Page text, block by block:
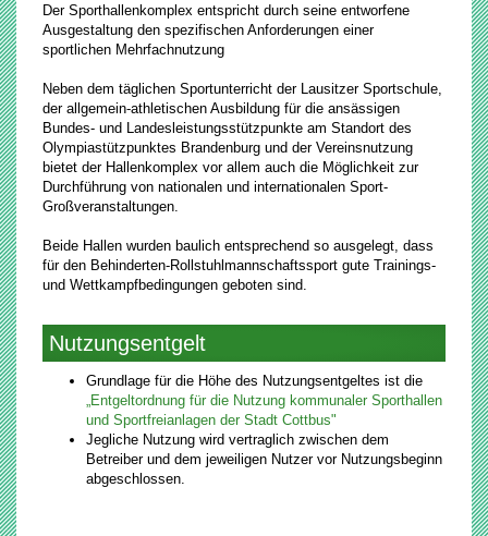
Der Sporthallenkomplex entspricht durch seine entworfene
Ausgestaltung den spezifischen Anforderungen einer
sportlichen Mehrfachnutzung
Neben dem täglichen Sportunterricht der Lausitzer Sportschule,
der allgemein-athletischen Ausbildung für die ansässigen
Bundes- und Landesleistungsstützpunkte am Standort des
Olympiastützpunktes Brandenburg und der Vereinsnutzung
bietet der Hallenkomplex vor allem auch die Möglichkeit zur
Durchführung von nationalen und internationalen Sport-
Großveranstaltungen.
Beide Hallen wurden baulich entsprechend so ausgelegt, dass
für den Behinderten-Rollstuhlmannschaftssport gute Trainings-
und Wettkampfbedingungen geboten sind.
Nutzungsentgelt
Grundlage für die Höhe des Nutzungsentgeltes ist die
„Entgeltordnung für die Nutzung kommunaler Sporthallen
und Sportfreianlagen der Stadt Cottbus"
Jegliche Nutzung wird vertraglich zwischen dem
Betreiber und dem jeweiligen Nutzer vor Nutzungsbeginn
abgeschlossen.